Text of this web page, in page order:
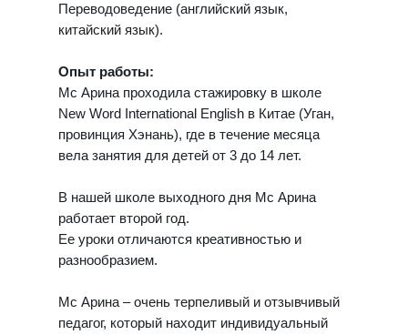
Переводоведение (английский язык,
китайский язык).
Опыт работы:
Мс Арина проходила стажировку в школе
New Word International English в Китае (Уган,
провинция Хэнань), где в течение месяца
вела занятия для детей от 3 до 14 лет.
В нашей школе выходного дня Мс Арина
работает второй год.
Ее уроки отличаются креативностью и
разнообразием.
Мс Арина – очень терпеливый и отзывчивый
педагог, который находит индивидуальный